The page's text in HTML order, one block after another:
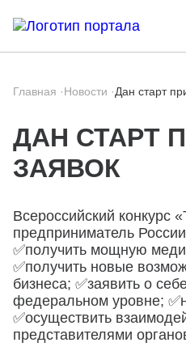
Главная ·Новости ·Дан старт
ДАН СТАРТ
ЗАЯВОК
Всероссийский
предприниматель
✅получить мощную
✅получить новые
бизнеса; ✅заявить о
федеральном уровне;
✅осуществить
представителями